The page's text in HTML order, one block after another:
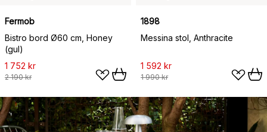
Fermob
Bistro bord Ø60 cm, Honey
(gul)
1 752 kr
2 190 kr
1898
Messina stol, Anthracite
1 592 kr
1 990 kr